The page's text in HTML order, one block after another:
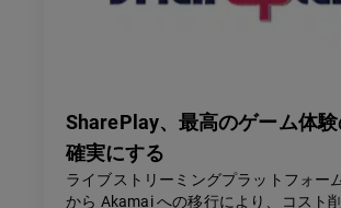
SharePlay、最高のゲーム体
確実にする
ライブストリーミングプラットフォー
から Akamai への移行により、コスト